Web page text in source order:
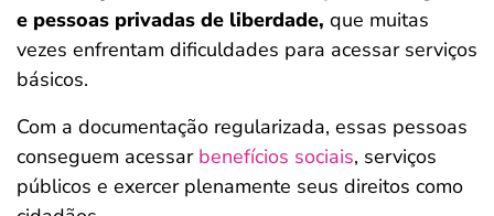
e pessoas privadas de liberdade, que muitas
vezes enfrentam dificuldades para acessar serviços
básicos.
Com a documentação regularizada, essas pessoas
conseguem acessar benefícios sociais, serviços
públicos e exercer plenamente seus direitos como